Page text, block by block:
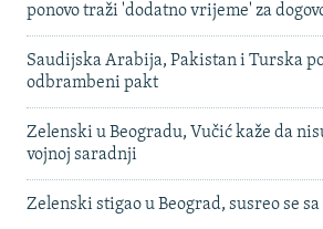
ponovo traži 'dodatno vrijeme' za
Saudijska Arabija, Pakistan i Turska
odbrambeni pakt
Zelenski u Beogradu, Vučić kaže da
vojnoj saradnji
Zelenski stigao u Beograd, susreo se